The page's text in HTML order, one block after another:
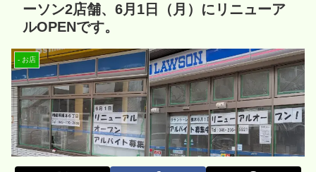
ーソン2店舗、6月1日（月）にリニューア
ルOPENです。
- お店